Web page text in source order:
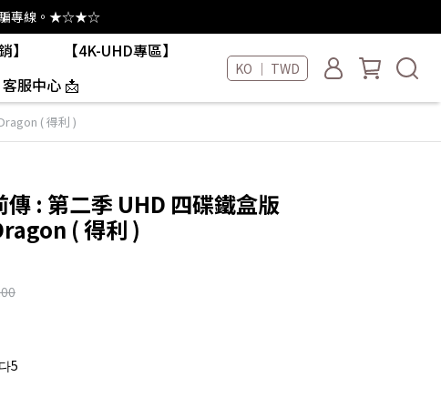
騙專線。★☆★☆
】
【4K-UHD專區】
服中心 📩
KO ｜ TWD
( 得利 )
: 第二季 UHD 四碟鐵盒版
( 得利 )
5